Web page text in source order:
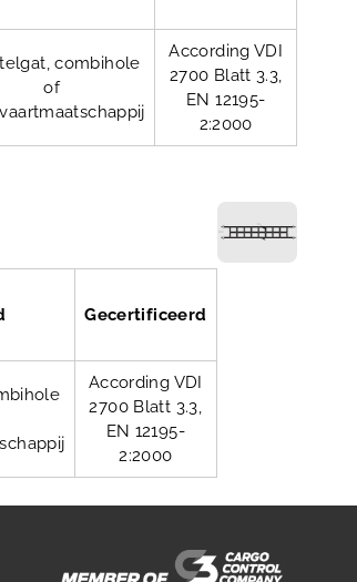
combihole
of
According VDI
2700 Blatt 3.3,
EN 12195-
2:2000
Gecertificeerd
According VDI
2700 Blatt 3.3,
EN 12195-
2:2000